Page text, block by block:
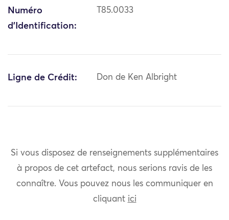
Numéro
d'Identification:
T85.0033
Ligne de Crédit: Don de Ken Albright
Si vous disposez de renseignements supplémentaires
à propos de cet artefact, nous serions ravis de les
connaître. Vous pouvez nous les communiquer en
cliquant ici